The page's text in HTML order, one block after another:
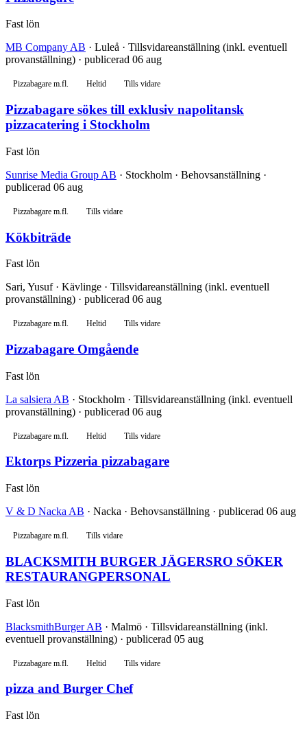
Fast lön
MB Company AB · Luleå · Tillsvidareanställning (inkl. eventuell
provanställning) · publicerad 06 aug
Pizzabagare m.fl. Heltid Tills vidare
Pizzabagare sökes till exklusiv napolitansk
pizzacatering i Stockholm
Fast lön
Sunrise Media Group AB · Stockholm · Behovsanställning ·
publicerad 06 aug
Pizzabagare m.fl. Tills vidare
Kökbiträde
Fast lön
Sari, Yusuf · Kävlinge · Tillsvidareanställning (inkl. eventuell
provanställning) · publicerad 06 aug
Pizzabagare m.fl. Heltid Tills vidare
Pizzabagare Omgående
Fast lön
La salsiera AB · Stockholm · Tillsvidareanställning (inkl. eventuell
provanställning) · publicerad 06 aug
Pizzabagare m.fl. Heltid Tills vidare
Ektorps Pizzeria pizzabagare
Fast lön
V & D Nacka AB · Nacka · Behovsanställning · publicerad 06 aug
Pizzabagare m.fl. Tills vidare
BLACKSMITH BURGER JÄGERSRO SÖKER
RESTAURANGPERSONAL
Fast lön
BlacksmithBurger AB · Malmö · Tillsvidareanställning (inkl.
eventuell provanställning) · publicerad 05 aug
Pizzabagare m.fl. Heltid Tills vidare
pizza and Burger Chef
Fast lön